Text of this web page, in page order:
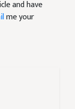
and have
me your